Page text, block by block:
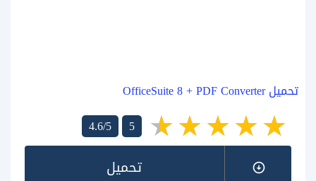
تحميل OfficeSuite 8 + PDF Converter
4.6/5
5
تحميل